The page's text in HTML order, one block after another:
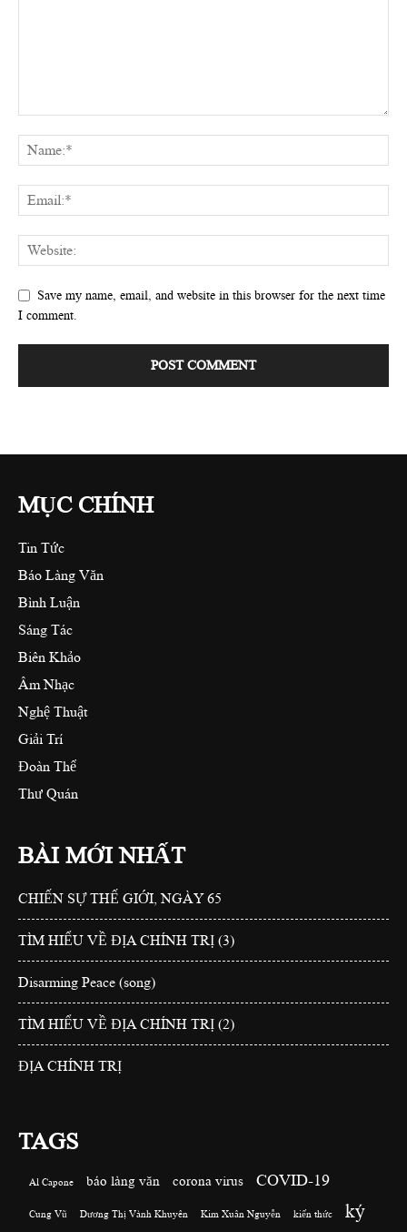
Save my name, email, and website in this browser for the next time
I comment.
MỤC CHÍNH
Tin Tức
Báo Làng Văn
Bình Luận
Sáng Tác
Biên Khảo
Âm Nhạc
Nghệ Thuật
Giải Trí
Đoàn Thể
Thư Quán
BÀI MỚI NHẤT
CHIẾN SỰ THẾ GIỚI, NGÀY 65
TÌM HIỂU VỀ ĐỊA CHÍNH TRỊ (3)
Disarming Peace (song)
TÌM HIỂU VỀ ĐỊA CHÍNH TRỊ (2)
ĐỊA CHÍNH TRỊ
TAGS
Al Capone báo làng văn corona virus COVID-19
Cung Vũ Dương Thị Vành Khuyên Kim Xuân Nguyễn kiến thức ký